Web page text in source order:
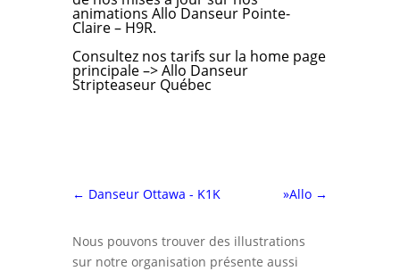
animations Allo Danseur Pointe-
Claire – H9R.
Consultez nos tarifs sur la home page
principale –>Allo Danseur
Stripteaseur Québec
← Danseur Ottawa - K1K »Allo →
Nous pouvons trouver des illustrations
sur notre organisation présente aussi